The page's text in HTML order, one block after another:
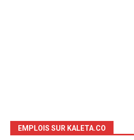
EMPLOIS SUR KALETA.CO